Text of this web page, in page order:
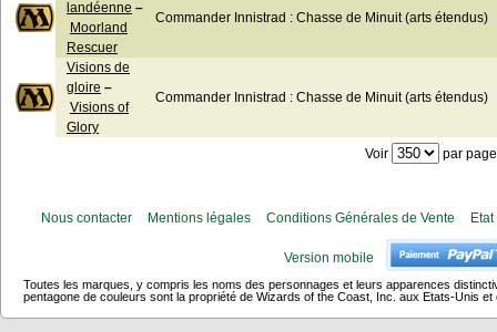
landéenne –
Moorland
Rescuer
Commander Innistrad : Chasse de Minuit (arts étendus)
Visions de
gloire –
Visions of
Glory
Commander Innistrad : Chasse de Minuit (arts étendus)
Voir par page
Nous contacter Mentions légales Conditions Générales de Vente
Version mobile
Toutes les marques, y compris les noms des personnages et leurs apparences
pentagone de couleurs sont la propriété de Wizards of the Coast, Inc. aux Etats-Unis